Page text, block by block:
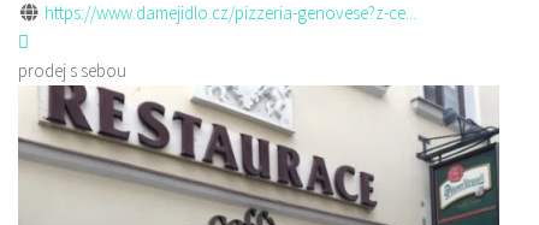
https://www.damejidlo.cz/pizzeria-genovese?z-ce...
prodej s sebou